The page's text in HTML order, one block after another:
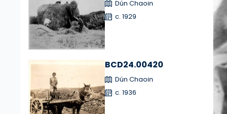
Dún Chaoin
c. 1929
BCD24.00420
Dún Chaoin
c. 1936